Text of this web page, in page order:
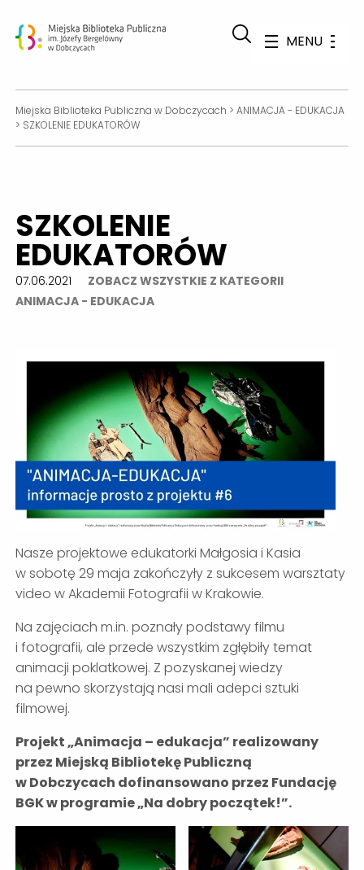
MENU
Miejska Biblioteka Publiczna w Dobczycach > ANIMACJA - EDUKACJA
> SZKOLENIE EDUKATORÓW
SZKOLENIE
EDUKATORÓW
07.06.2021
ZOBACZ WSZYSTKIE Z KATEGORII
ANIMACJA - EDUKACJA
Nasze projektowe edukatorki Małgosia i Kasia
w sobotę 29 maja zakończyły z sukcesem warsztaty
video w Akademii Fotografii w Krakowie.
Na zajęciach m.in. poznały podstawy filmu
i fotografii, ale przede wszystkim zgłębiły temat
animacji poklatkowej. Z pozyskanej wiedzy
na pewno skorzystają nasi mali adepci sztuki
filmowej.
Projekt „Animacja – edukacja” realizowany
przez Miejską Bibliotekę Publiczną
w Dobczycach dofinansowano przez Fundację
BGK w programie „Na dobry początek!”.